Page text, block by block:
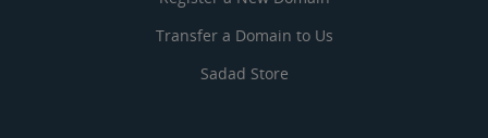
Transfer a Domain to Us
Sadad Store